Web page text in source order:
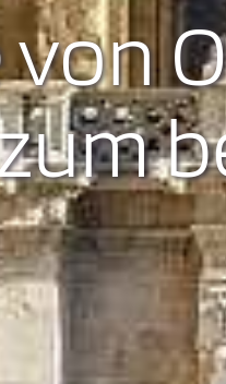
von